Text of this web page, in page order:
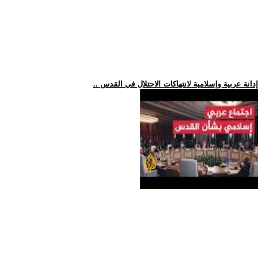
.. إدانة عربية وإسلامية لانتهاكات الاحتلال في القدس